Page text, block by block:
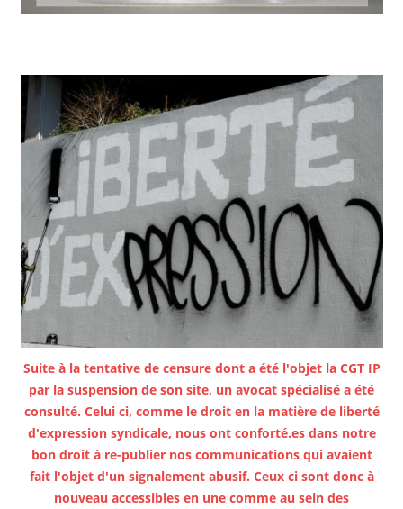
Suite à la tentative de censure dont a été l'objet la CGT IP
par la suspension de son site, un avocat spécialisé a été
consulté. Celui ci, comme le droit en la matière de liberté
d'expression syndicale, nous ont conforté.es dans notre
bon droit à re-publier nos communications qui avaient
fait l'objet d'un signalement abusif. Ceux ci sont donc à
nouveau accessibles en une comme au sein des